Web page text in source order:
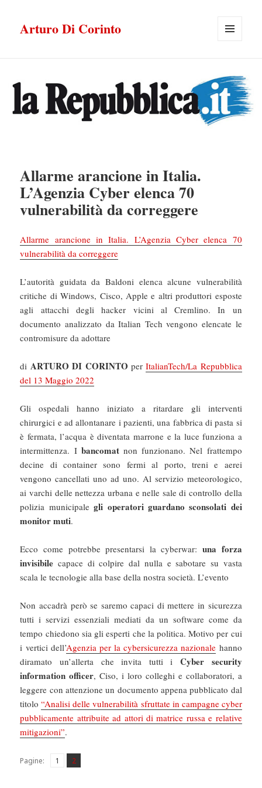
Arturo Di Corinto
Allarme arancione in Italia.
L’Agenzia Cyber elenca 70
vulnerabilità da correggere
Allarme arancione in Italia. L’Agenzia Cyber elenca 70
vulnerabilità da correggere
L’autorità guidata da Baldoni elenca alcune vulnerabilità
critiche di Windows, Cisco, Apple e altri produttori esposte
agli attacchi degli hacker vicini al Cremlino. In un
documento analizzato da Italian Tech vengono elencate le
contromisure da adottare
di ARTURO DI CORINTO perItalianTech/La Repubblica
del 13 Maggio 2022
Gli ospedali hanno iniziato a ritardare gli interventi
chirurgici e ad allontanare i pazienti, una fabbrica di pasta si
è fermata, l’acqua è diventata marrone e la luce funziona a
intermittenza. I bancomatnon funzionano. Nel frattempo
decine di container sono fermi al porto, treni e aerei
vengono cancellati uno ad uno. Al servizio meteorologico,
ai varchi delle nettezza urbana e nelle sale di controllo della
polizia municipalegli operatori guardano sconsolati dei
monitor muti.
Ecco come potrebbe presentarsi la cyberwar: una forza
invisibile capace di colpire dal nulla e sabotare su vasta
scala le tecnologie alla base della nostra società. L’evento
Non accadrà però se saremo capaci di mettere in sicurezza
tutti i servizi essenziali mediati da un software come da
tempo chiedono sia gli esperti che la politica. Motivo per cui
i vertici dell’Agenzia per la cybersicurezza nazionale hanno
diramato un’allerta che invita tutti i Cyber security
information officer, Ciso, i loro colleghi e collaboratori, a
leggere con attenzione un documento appena pubblicato dal
titolo“Analisi delle vulnerabilità sfruttate in campagne cyber
pubblicamente attribuite ad attori di matrice russa e relative
mitigazioni”.
Pagine: Pagina
1 ,
Pagina
2